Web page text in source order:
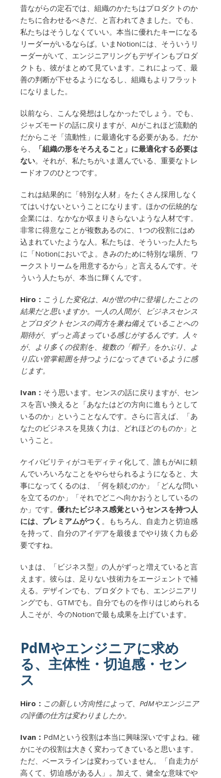
昔ながらの定石では、組織のかたちはプロダクトのか
たちに合わせるべきだ、と言われてきました。でも、
私たちはそうしなくていい。本当に優れたキーになる
リーダーがいるならば。いまNotionには、そういうリ
ーダーがいて、エンジニアリングもデザインもプロダ
クトも、彼がまとめて見ています。これによって、最
善の判断が下せるようになるし、組織もよりフラット
になりました。
以前なら、こんな発想はしなかったでしょう。でも、
ジャズモードの話に戻りますが、AIがこれほど流動的
だからこそ「流動性」に最適化する必要がある。だか
ら、
「組織の形をそろえること」に最適化する必要は
ない。それが、私たちがいま選んでいる、重要なトレ
ードオフのひとつです。
これは結果的に「特別な人材」をたくさん採用しなく
てはいけないということになります。ほかの伝統的な
企業には、なかなか収まりきらないような人材です。
非常に得意なことが複数あるのに、1つの役割にはめ
込まれていたような人。私たちは、そういった人たち
に「Notionにおいでよ。きみのために特別な場所、ワ
ークストリームを用意するから」と言えるんです。そ
ういう人たちが、本当に輝くんです。
Hiro： こうした変化は、AIが世の中に登場したことの
結果だと思いますか。一人の人間が、ビジネスセンス
とプロダクトセンスの両方を兼ね備えていることへの
期待が、ずっと高まっている感じがするんです。人々
が、より多くの役割を、複数の「帽子」をかぶり、よ
り広い管掌範囲を持つようになってきているように感
じます。
Ivan： そう思います。センスの話に戻りますが、セン
スを言い換えると「あなたはどの方向に進もうとして
いるのか」ということなんです。さらに言えば、「あ
なたのビジネスを見抜く力は、どれほどのものか」と
いうこと。
ケイパビリティがコモディティ化して、誰もがAIに頼
んでいろいろなことをやらせられるようになると、大
事になってくるのは、「何を頼むのか」「どんな問い
を立てるのか」「それでどこへ向かおうとしているの
か」です。 優れたビジネス感覚というセンスを持つ人
には、プレミアムがつく 。もちろん、自走力と切迫感
を持って、自分のアイデアを最後までやり抜く力も必
要ですね。
いまは、「ビジネス型」の人がずっと増えていると言
えます。彼らは、足りない技術力をエージェントで補
える。デザインでも、プロダクトでも、エンジニアリ
ングでも、GTMでも。自分でものを作りはじめられる
人こそが、今のNotionで最も成果を上げています。
PdMやエンジニアに求め
る、主体性・切迫感・セン
ス
Hiro： この新しい方向性によって、PdMやエンジニア
の評価の仕方は変わりましたか。
Ivan： PdMという役割は本当に興味深いですよね。確
かにその役割は大きく変わってきていると思います。
ただ、ベースラインは変わっていません。「自走力が
高くて、切迫感がある人」。加えて、健全な意味でや